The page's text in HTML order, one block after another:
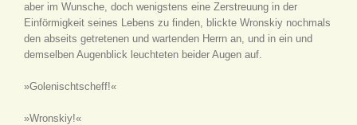
aber im Wunsche, doch wenigstens eine Zerstreuung in der
Einförmigkeit seines Lebens zu finden, blickte Wronskiy nochmals
den abseits getretenen und wartenden Herrn an, und in ein und
demselben Augenblick leuchteten beider Augen auf.
»Golenischtscheff!«
»Wronskiy!«